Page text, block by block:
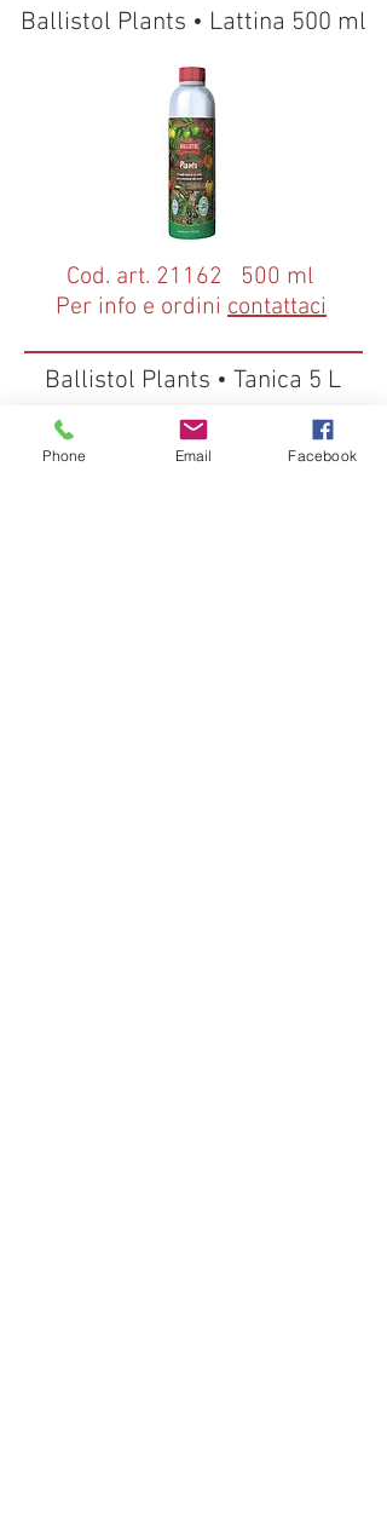
Ballistol Plants • Lattina 500 ml
Cod. art. 21162 500 ml
Per info e ordini contattaci
Ballistol Plants • Tanica 5 L
Phone Email Facebook